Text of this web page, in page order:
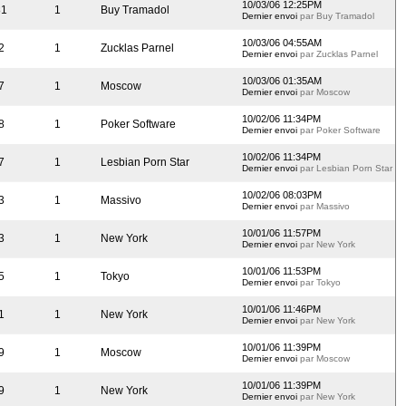
1 Buy Tramadol 10/03/06 12:25PM
Dernier envoi par Buy Tramadol
1 Zucklas Parnel 10/03/06 04:55AM
Dernier envoi par Zucklas Parnel
1 Moscow 10/03/06 01:35AM
Dernier envoi par Moscow
1 Poker Software 10/02/06 11:34PM
Dernier envoi par Poker Software
1 Lesbian Porn Star 10/02/06 11:34PM
Dernier envoi par Lesbian Porn Star
1 Massivo 10/02/06 08:03PM
Dernier envoi par Massivo
1 New York 10/01/06 11:57PM
Dernier envoi par New York
1 Tokyo 10/01/06 11:53PM
Dernier envoi par Tokyo
1 New York 10/01/06 11:46PM
Dernier envoi par New York
1 Moscow 10/01/06 11:39PM
Dernier envoi par Moscow
1 New York 10/01/06 11:39PM
Dernier envoi par New York